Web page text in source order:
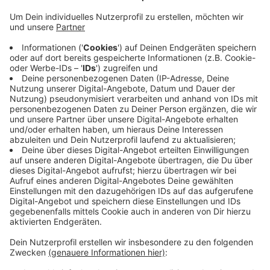
Region: Diesen Trend beobachtet die AOK NordWest.
Zu Beginn der Corona-Pandemie im März war die Zahl
noch deutlich höher als im Jahr davor. Danach flachte
der Krankenstand aber deutlich ab. Die Krankenkasse
begründet das damit, dass mehr Menschen von
Zuhause aus arbeiteten, weniger mobil waren und sich
an die Hygieneregeln hielten. Außerdem seien viele
Arbeitnehmer wahrscheinlich aus Angst vor einer
Ansteckung lieber nicht zum Arzt gegangen. Auffällig
ist, dass es zwar weniger, dafür aber längere
Krankschreibungen wegen psychischer Erkrankungen
gab.
Anzeige